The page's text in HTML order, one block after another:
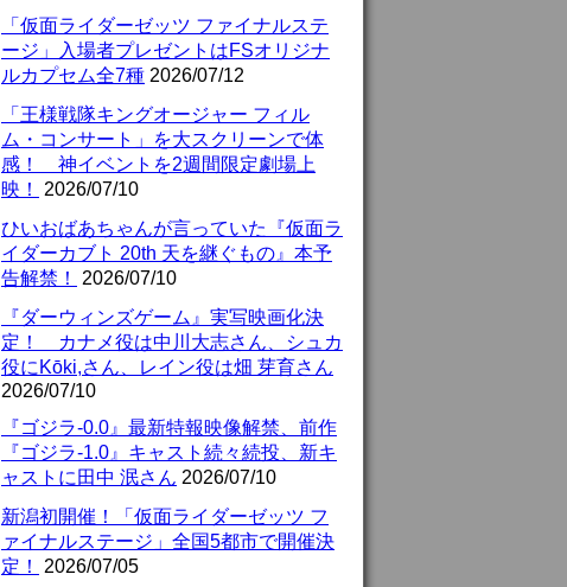
「仮面ライダーゼッツ ファイナルステ
ージ」入場者プレゼントはFSオリジナ
ルカプセム全7種 2026/07/12
「王様戦隊キングオージャー フィル
ム・コンサート」を大スクリーンで体
感！ 神イベントを2週間限定劇場上
映！
2026/07/10
ひいおばあちゃんが言っていた『仮面ラ
イダーカブト 20th 天を継ぐもの』本予
告解禁！
2026/07/10
『ダーウィンズゲーム』実写映画化決
定！ カナメ役は中川大志さん、シュカ
役にKōki,さん、レイン役は畑 芽育さん
2026/07/10
『ゴジラ-0.0』最新特報映像解禁、前作
『ゴジラ-1.0』キャスト続々続投、新キ
ャストに田中 泯さん 2026/07/10
新潟初開催！「仮面ライダーゼッツ フ
ァイナルステージ」全国5都市で開催決
定！
2026/07/05